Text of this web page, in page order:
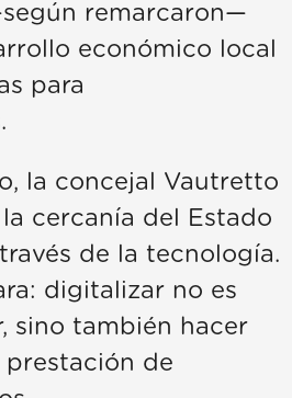
remarcaron—
económico local
para
la concejal Vautretto
cercanía del Estado
de la tecnología.
digitalizar no es
sino también hacer
prestación de